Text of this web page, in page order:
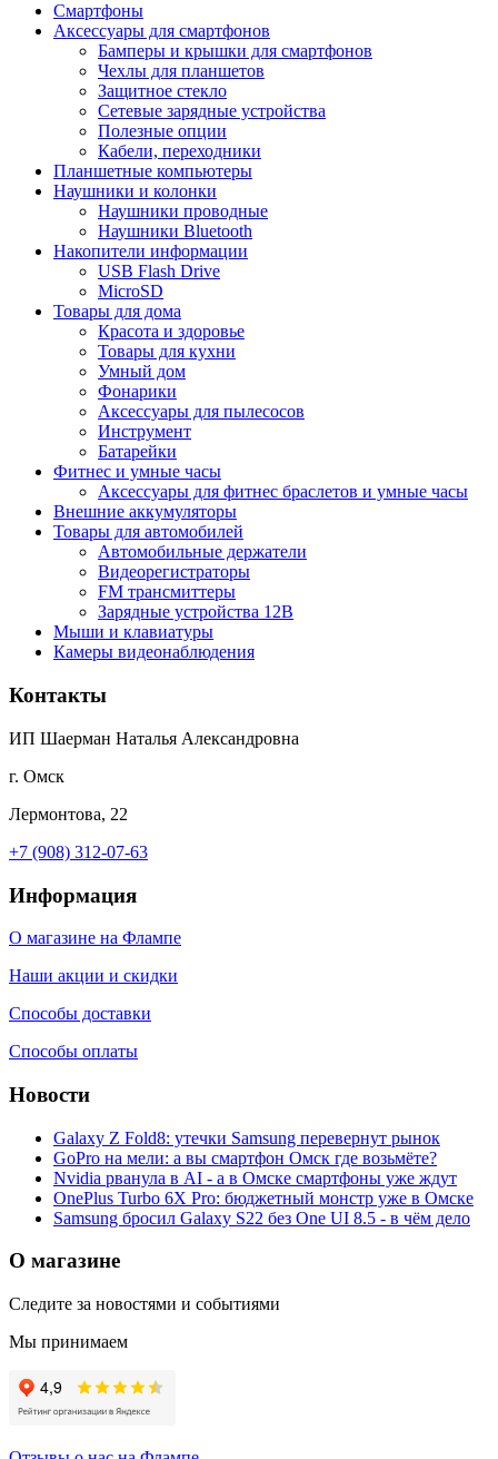
Смартфоны
Аксессуары для смартфонов
Бамперы и крышки для смартфонов
Чехлы для планшетов
Защитное стекло
Сетевые зарядные устройства
Полезные опции
Кабели, переходники
Планшетные компьютеры
Наушники и колонки
Наушники проводные
Наушники Bluetooth
Накопители информации
USB Flash Drive
MicroSD
Товары для дома
Красота и здоровье
Товары для кухни
Умный дом
Фонарики
Аксессуары для пылесосов
Инструмент
Батарейки
Фитнес и умные часы
Аксессуары для фитнес браслетов и умные часы
Внешние аккумуляторы
Товары для автомобилей
Автомобильные держатели
Видеорегистраторы
FM трансмиттеры
Зарядные устройства 12В
Мыши и клавиатуры
Камеры видеонаблюдения
Контакты
ИП Шаерман Наталья Александровна
г. Омск
Лермонтова, 22
+7 (908) 312-07-63
Информация
О магазине на Флампе
Наши акции и скидки
Способы доставки
Способы оплаты
Новости
Galaxy Z Fold8: утечки Samsung перевернут рынок
GoPro на мели: а вы смартфон Омск где возьмёте?
Nvidia рванула в AI - а в Омске смартфоны уже ждут
OnePlus Turbo 6X Pro: бюджетный монстр уже в Омске
Samsung бросил Galaxy S22 без One UI 8.5 - в чём дело
О магазине
Следите за новостями и событиями
Мы принимаем